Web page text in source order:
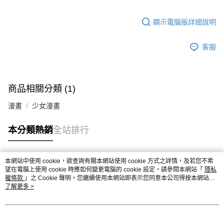
顯示電腦版詳細說明
客服
商品相關分類 (1)
漫畫 少女漫畫
本分類熱銷全站排行
熱門標籤
本網站中使用 cookie，欲查詢有關本網站使用 cookie 方式之詳情，及若您不希
望在電腦上使用 cookie 時應如何變更電腦的 cookie 設定，請參閱本網站「 隱私
權條款 」之 Cookie 聲明。您繼續使用本網站即表示您同意本公司得按本網站使
用條款之 Cookie 聲明使用 cookie。
了解更多 >